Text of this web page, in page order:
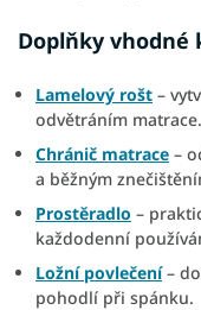
Doplňky vhodné
Lamelový rošt –
odvětráním matrace.
Chránič matrace –
a běžným
Prostěradlo –
každodenní
Ložní povlečení–
pohodlí při spánku.